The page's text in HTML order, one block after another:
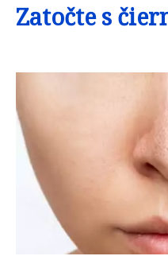
Zatočte s